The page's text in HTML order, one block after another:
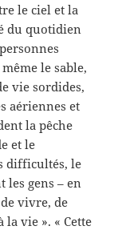
le ciel et la
du quotidien
le sable,
vie sordides,
aériennes et
la pêche
et le
difficultés, le
gens – en
vivre, de
la vie ». « Cette